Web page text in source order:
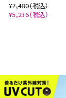
¥7,480（税込）
¥5,236（税込）